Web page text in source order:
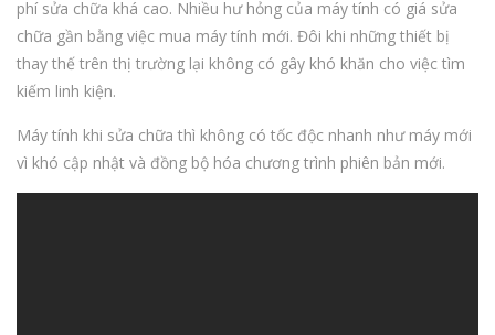
phí sửa chữa khá cao. Nhiều hư hỏng của máy tính có giá sửa
chữa gần bằng việc mua máy tính mới. Đôi khi những thiết bị
thay thế trên thị trường lại không có gây khó khăn cho việc tìm
kiếm linh kiện.
Máy tính khi sửa chữa thì không có tốc độc nhanh như máy mới
vì khó cập nhật và đồng bộ hóa chương trình phiên bản mới.